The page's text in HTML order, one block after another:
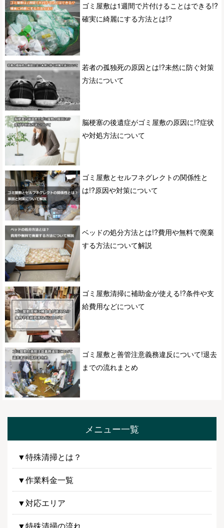
ゴミ屋敷は1週間で片付けることはできる!?
確実に綺麗にする方法とは!?
若者の孤独死の原因とは!?未然に防ぐ対策
方法について
脳梗塞の後遺症がゴミ屋敷の原因に!?症状
や対処方法について
ゴミ屋敷とセルフネグレクトの関係性と
は!?原因や対策について
ベッドの処分方法とは!?費用や無料で廃棄
する方法について解説
ゴミ屋敷清掃に補助金が使える!?条件や支
給費用などについて
ゴミ屋敷と善管注意義務違反について!退去
までの流れまとめ
メニュー一覧
▼特殊清掃とは？
▼作業料金一覧
▼対応エリア